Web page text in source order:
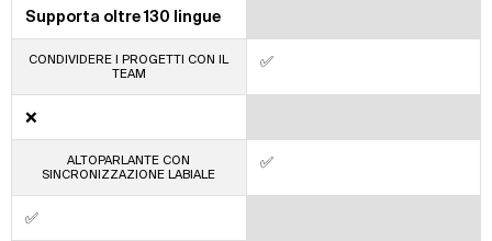
Supporta oltre 130 lingue
CONDIVIDERE I PROGETTI CON IL
TEAM
✅
❌
ALTOPARLANTE CON
SINCRONIZZAZIONE LABIALE
✅
✅